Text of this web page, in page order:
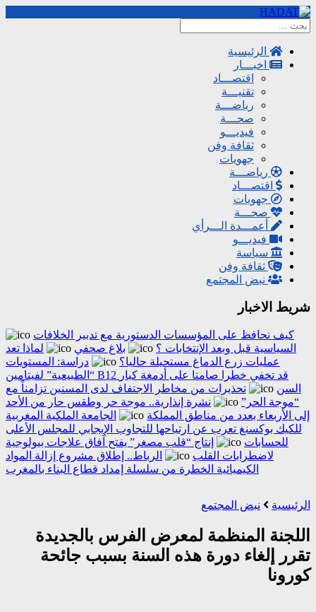
الرئيسية
اخبـــار
اقتصـــاد
تقنيـــة
رياضـــة
صحـــة
فيديـــو
ثقافة وفن
جهويات
رياضـــة
اقتصـــاد
جهويات
صحـــة
أعمـــدة الـــرأي
فيديـــو
سياسة
ثقافة وفن
نبض المجتمع
شريط الاخبار
كيف نحافظ على المؤسسات الدستورية مع تدبير الخلافات
السياسية قبل وبعد الإنتخابات ؟
بلاغ صحفي
لماذا تعد
عمليات زرع الدماغ مستحيلة حاليا؟
دراسة: المستويات
“الطبيعية” لفيتامين B12 قد تخفي خطرا صامتا على أدمغة كبار
السن
تحذيرات من مخاطر الاجتفاف لدى المسنين تزامناً مع
“موجة الحر”
نشرة إنذارية.. موجة حر وطقس حار من الأحد
إلى الأربعاء بعدد من مناطق المملكة
الجامعة الملكية المغربية
للكيك بوكسنغ تعرب عن ارتياحها للتجاوب الإيجابي للمجلس الأعلى
للحسابات
إنتاج “قلب مصغر” يفتح آفاق علاجات بيولوجية
لاضطرابات القلب
الرباط.. إطلاق مشروع إزالة المواد
الكيميائية الخطرة من سلسلة إمداد قطاع البناء بالمغرب
الرئيسية نبض المجتمع
اللجنة المنظمة لمعرض الفرس بالجديدة
تقرر إلغاء دورة هذه السنة بسبب جائحة
كورونا